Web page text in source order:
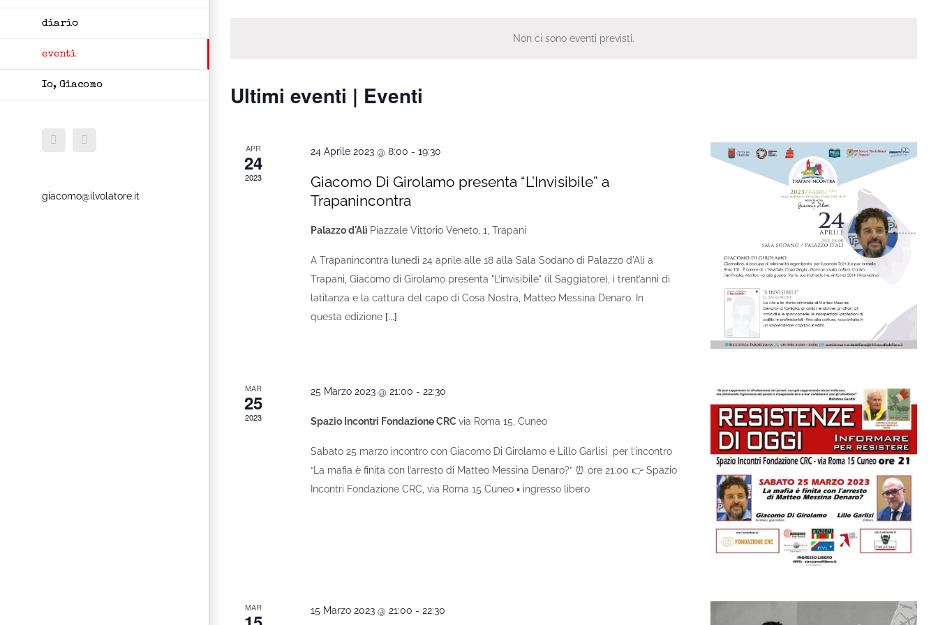
diario
eventi
Io, Giacomo
Facebook
X
giacomo@ilvolatore.it
Non ci sono eventi previsti.
Ultimi eventi | Eventi
APR
24
2023
24 Aprile 2023 @ 8:00 - 19:30
Giacomo Di Girolamo presenta “L’Invisibile” a
Trapanincontra
Palazzo d'Alì Piazzale Vittorio Veneto, 1, Trapani
A Trapanincontra lunedì 24 aprile alle 18 alla Sala Sodano di Palazzo d'Alì a
Trapani, Giacomo di Girolamo presenta "L’invisibile" (il Saggiatore), i trent’anni di
latitanza e la cattura del capo di Cosa Nostra, Matteo Messina Denaro. In
questa edizione [...]
MAR
25
2023
25 Marzo 2023 @ 21:00 - 22:30
Spazio Incontri Fondazione CRC via Roma 15, Cuneo
Sabato 25 marzo incontro con Giacomo Di Girolamo e Lillo Garlisi per l’incontro
“La mafia è finita con l’arresto di Matteo Messina Denaro?” ⏰ ore 21.00 👉 Spazio
Incontri Fondazione CRC, via Roma 15 Cuneo ▪ ingresso libero
MAR 15 Marzo 2023 @ 21:00 - 22:30